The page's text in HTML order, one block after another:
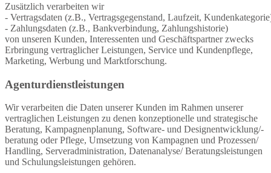
Zusätzlich verarbeiten wir
- Vertragsdaten (z.B., Vertragsgegenstand, Laufzeit,
- Zahlungsdaten (z.B., Bankverbindung, Zahlungshistorie)
von unseren Kunden, Interessenten und Geschäftspartner zwecks
Erbringung vertraglicher Leistungen, Service und Kundenpflege,
Marketing, Werbung und Marktforschung.
Agenturdienstleistungen
Wir verarbeiten die Daten unserer Kunden im Rahmen unserer
vertraglichen Leistungen zu denen konzeptionelle und strategische
Beratung, Kampagnenplanung, Software- und Designentwicklung/-
beratung oder Pflege, Umsetzung von Kampagnen und Prozessen/
Handling, Serveradministration, Datenanalyse/ Beratungsleistungen
und Schulungsleistungen gehören.